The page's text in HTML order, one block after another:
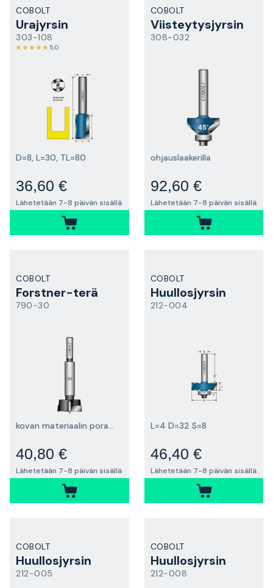
COBOLT
Urajyrsin
303-108
5,0
D=8, L=30, TL=80
36,60 €
Lähetetään 7-8 päivän sisällä
COBOLT
Viisteytysjyrsin
308-032
ohjauslaakerilla
92,60 €
Lähetetään 7-8 päivän sisällä
COBOLT
Forstner-terä
790-30
kovan materiaalin poraamiseen
40,80 €
Lähetetään 7-8 päivän sisällä
COBOLT
Huullosjyrsin
212-004
L=4 D=32 S=8
46,40 €
Lähetetään 7-8 päivän sisällä
COBOLT
Huullosjyrsin
212-005
COBOLT
Huullosjyrsin
212-008